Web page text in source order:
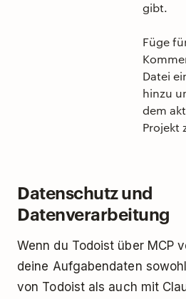
gibt.
Füge
Datei
hinzu
dem
Projekt
Datenschutz und
Datenverarbeitung
Wenn du Todoist über MCP
deine Aufgabendaten
von Todoist als auch mit